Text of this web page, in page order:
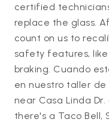
certified
replace the glass.
count on us to
safety features,
braking. Cuando
en nuestro taller de
near Casa Linda Dr.
there's a Taco Bell,